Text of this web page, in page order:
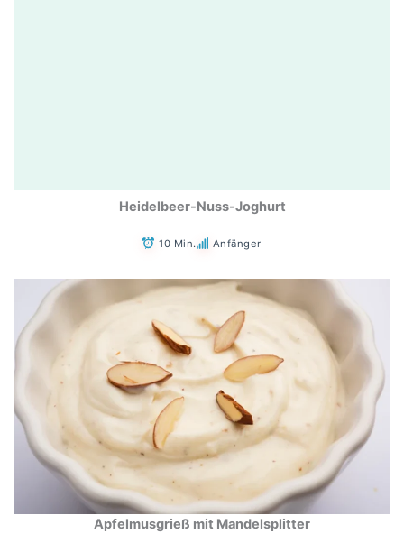
Heidelbeer-Nuss-Joghurt
10 Min. Anfänger
Apfelmusgrieß mit Mandelsplitter